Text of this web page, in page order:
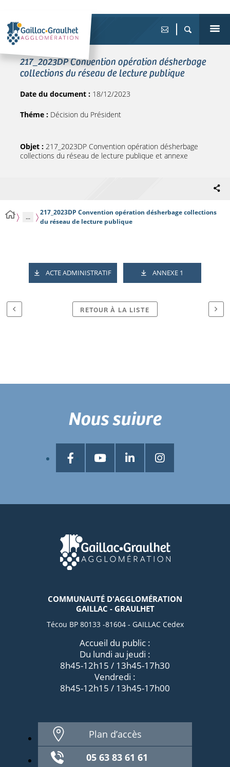
217_2023DP Convention opération désherbage
collections du réseau de lecture publique
Date du document : 18/12/2023
Théme : Décision du Président
Objet : 217_2023DP Convention opération désherbage
collections du réseau de lecture publique et annexe
...
217_2023DP Convention opération désherbage collections
du réseau de lecture publique
ACTE ADMINISTRATIF ANNEXE 1
RETOUR À LA LISTE
COMMUNAUTÉ D'AGGLOMÉRATION
GAILLAC - GRAULHET
Técou BP 80133 -81604 - GAILLAC Cedex
Accueil du public :
Du lundi au jeudi :
8h45-12h15 / 13h45-17h30
Vendredi :
8h45-12h15 / 13h45-17h00
Plan d’accès
05 63 83 61 61
Nous suivre